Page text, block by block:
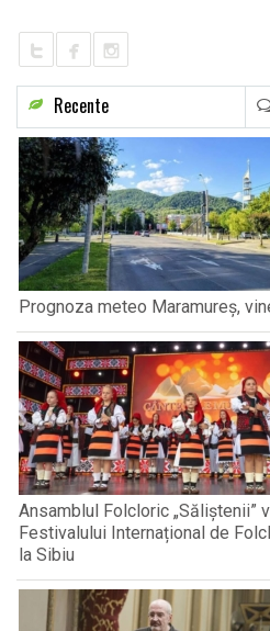
Recente
Prognoza meteo Maramureș,
Ansamblul Folcloric „Săliștenii”
Festivalului Internațional de
la Sibiu